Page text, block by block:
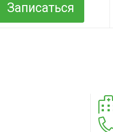
Записаться